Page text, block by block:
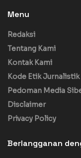
Menu
Redaksi
Tentang Kami
Kontak Kami
Kode Etik Jurnalistik
Pedoman Media
Disclaimer
Privacy Policy
Berlangganan